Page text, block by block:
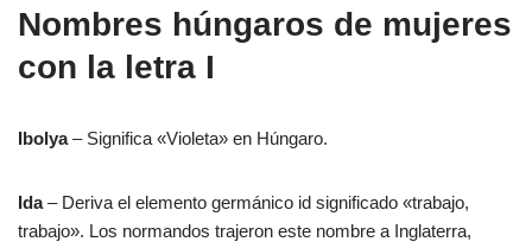
Nombres húngaros de mujeres
con la letra I
Ibolya– Significa «Violeta» en Húngaro.
Ida– Deriva el elemento germánico id significado «trabajo,
trabajo». Los normandos trajeron este nombre a Inglaterra,